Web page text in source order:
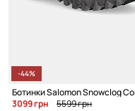
-44%
3099 грн
5599 грн